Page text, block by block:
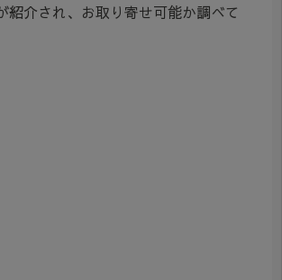
紹介され、お取り寄せ可能か調べて